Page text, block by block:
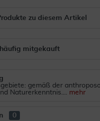
zu diesem Artikel
häufig mitgekauft
gemäß der
Naturerkenntnis.... mehr
0